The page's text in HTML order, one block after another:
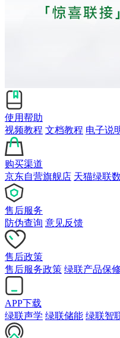
使用帮助
视频教程 文档教程 电子说
购买渠道
京东自营旗舰店 天猫绿联
售后服务
防伪查询 意见反馈
售后政策
售后服务政策 绿联产品保
APP下载
绿联声学 绿联储能 绿联智